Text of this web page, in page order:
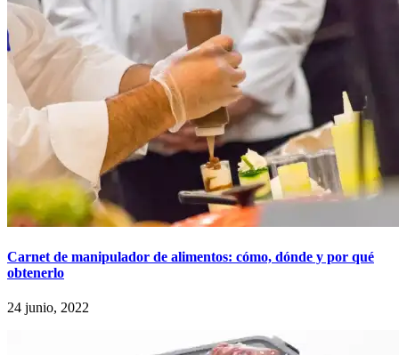
Carnet de manipulador de alimentos: cómo, dónde y por qué
obtenerlo
24 junio, 2022